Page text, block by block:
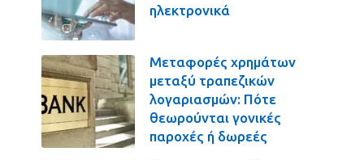
ηλεκτρονικά
Μεταφορές χρημάτων
μεταξύ τραπεζικών
λογαριασμών: Πότε
θεωρούνται γονικές
παροχές ή δωρεές